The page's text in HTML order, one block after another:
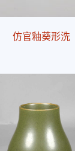
仿官釉葵形洗